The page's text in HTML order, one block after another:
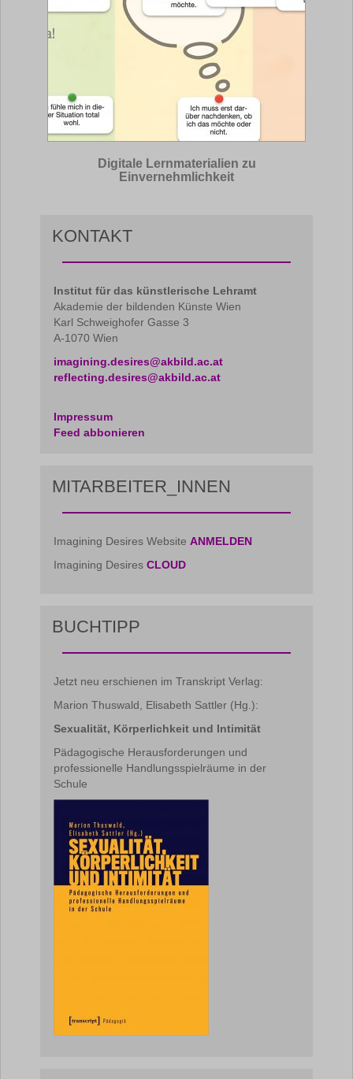
Digitale Lernmaterialien zu
Einvernehmlichkeit
KONTAKT
Institut für das künstlerische Lehramt
Akademie der bildenden Künste Wien
Karl Schweighofer Gasse 3
A-1070 Wien
imagining.desires@akbild.ac.at
reflecting.desires@akbild.ac.at
Impressum
Feed abbonieren
MITARBEITER_INNEN
Imagining Desires Website ANMELDEN
Imagining Desires CLOUD
BUCHTIPP
Jetzt neu erschienen im Transkript Verlag:
Marion Thuswald, Elisabeth Sattler (Hg.):
Sexualität, Körperlichkeit und Intimität
Pädagogische Herausforderungen und
professionelle Handlungsspielräume in der
Schule